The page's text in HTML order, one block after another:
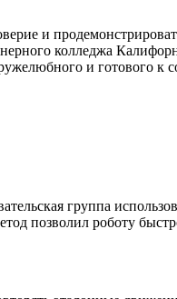
и
колледжа
и готового к
группа
позволил роботу